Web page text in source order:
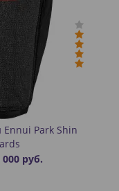
Park Shin
руб.